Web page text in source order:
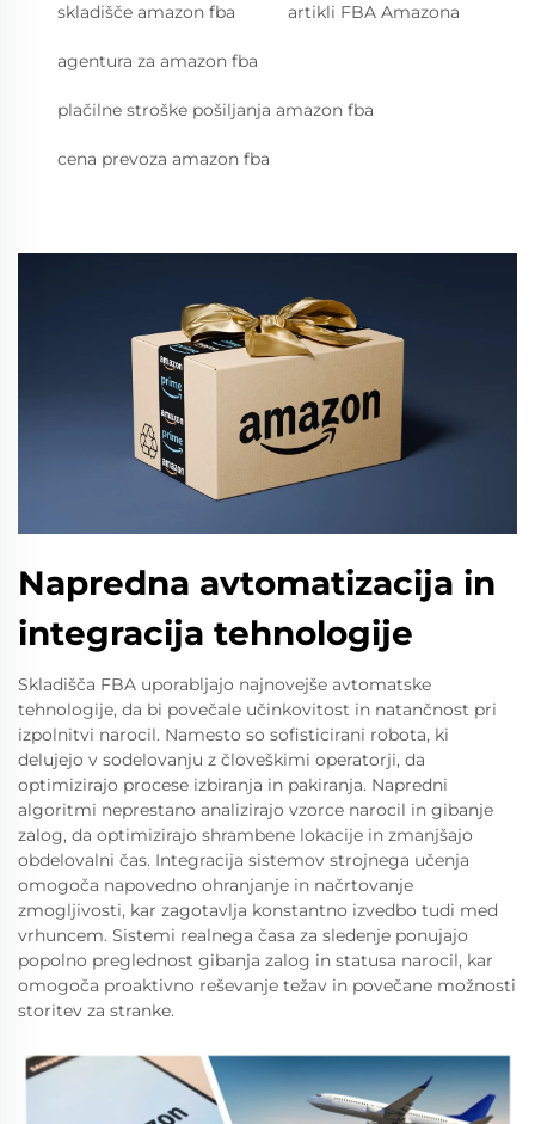
skladišče amazon fba artikli FBA Amazona
agentura za amazon fba
plačilne stroške pošiljanja amazon fba
cena prevoza amazon fba
Napredna avtomatizacija in
integracija tehnologije
Skladišča FBA uporabljajo najnovejše avtomatske
tehnologije, da bi povečale učinkovitost in natančnost pri
izpolnitvi narocil. Namesto so sofisticirani robota, ki
delujejo v sodelovanju z človeškimi operatorji, da
optimizirajo procese izbiranja in pakiranja. Napredni
algoritmi neprestano analizirajo vzorce narocil in gibanje
zalog, da optimizirajo shrambene lokacije in zmanjšajo
obdelovalni čas. Integracija sistemov strojnega učenja
omogoča napovedno ohranjanje in načrtovanje
zmogljivosti, kar zagotavlja konstantno izvedbo tudi med
vrhuncem. Sistemi realnega časa za sledenje ponujajo
popolno preglednost gibanja zalog in statusa narocil, kar
omogoča proaktivno reševanje težav in povečane možnosti
storitev za stranke.